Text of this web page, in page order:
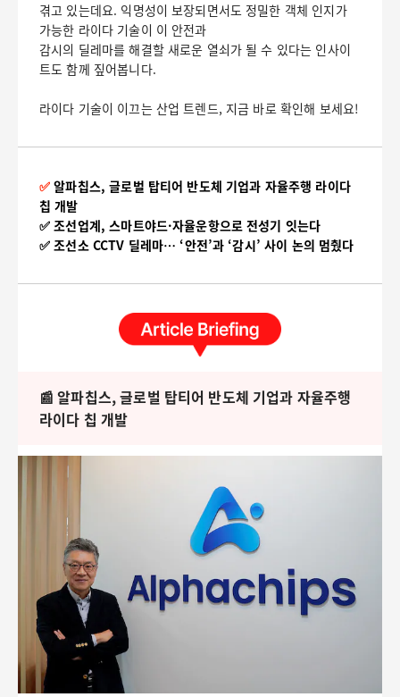
겪고 있는데요. 익명성이 보장되면서도 정밀한 객체 인지가
가능한 라이다 기술이 이 안전과
감시의 딜레마를 해결할 새로운 열쇠가 될 수 있다는 인사이
트도 함께 짚어봅니다.
라이다 기술이 이끄는 산업 트렌드, 지금 바로 확인해 보세요!
✅알파칩스, 글로벌 탑티어 반도체 기업과 자율주행 라이다
칩 개발
✅ 조선업계, 스마트야드·자율운항으로 전성기 잇는다
✅ 조선소 CCTV 딜레마… ‘안전’과 ‘감시’ 사이 논의 멈췄다
📰 알파칩스, 글로벌 탑티어 반도체 기업과 자율주행
라이다 칩 개발